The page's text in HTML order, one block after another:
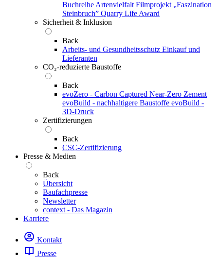
Buchreihe Artenvielfalt Filmprojekt „Faszination
Steinbruch” Quarry Life Award
Sicherheit & Inklusion
Back
Arbeits- und Gesundheitsschutz Einkauf und
Lieferanten
CO₂-reduzierte Baustoffe
Back
evoZero - Carbon Captured Near-Zero Zement
evoBuild - nachhaltigere Baustoffe evoBuild -
3D-Druck
Zertifizierungen
Back
CSC-Zertifizierung
Presse & Medien
Back
Übersicht
Baufachpresse
Newsletter
context - Das Magazin
Karriere
Kontakt
Presse